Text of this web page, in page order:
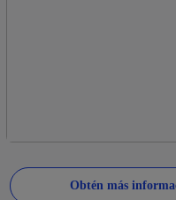
Obtén más